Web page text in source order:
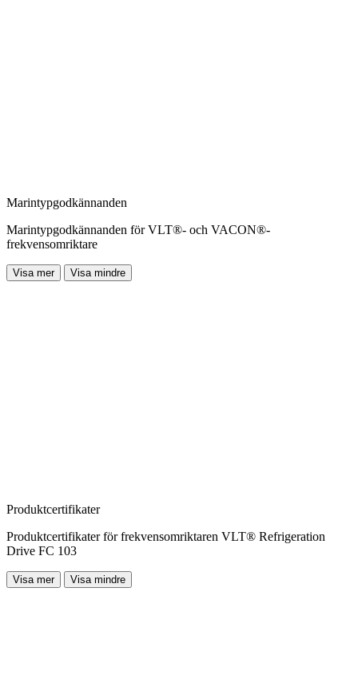
Marintypgodkännanden
Marintypgodkännanden för VLT®- och VACON®-
frekvensomriktare
Visa mer Visa mindre
Produktcertifikater
Produktcertifikater för frekvensomriktaren VLT® Refrigeration
Drive FC 103
Visa mer Visa mindre